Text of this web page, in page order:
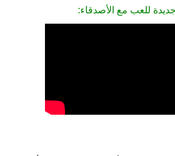
للعب مع الأصدقاء: